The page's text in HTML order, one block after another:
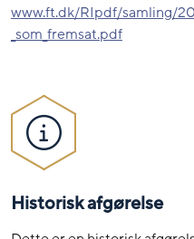
www.ft.dk/RIpdf/samling/
_som_fremsat.pdf
Historisk afgørelse